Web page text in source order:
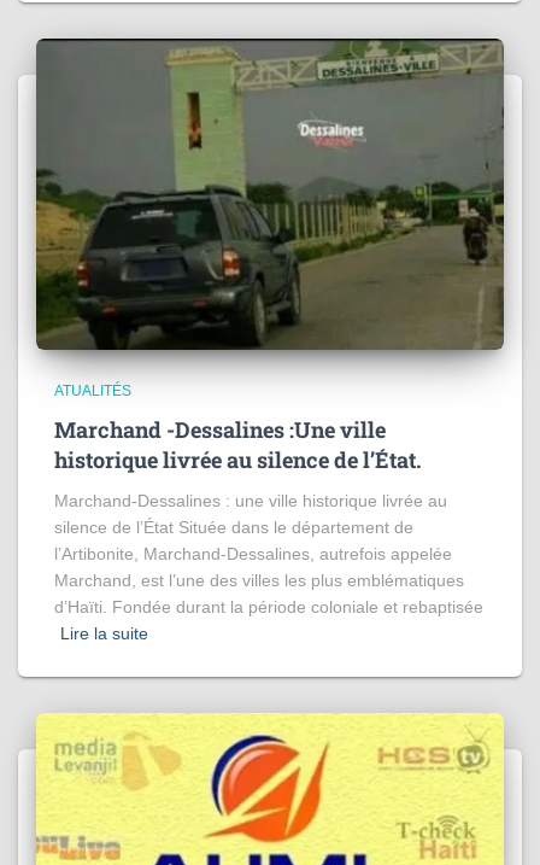
ATUALITÉS
Marchand -Dessalines :Une ville
historique livrée au silence de l’État.
Marchand-Dessalines : une ville historique livrée au
silence de l’État Située dans le département de
l’Artibonite, Marchand-Dessalines, autrefois appelée
Marchand, est l’une des villes les plus emblématiques
d’Haïti. Fondée durant la période coloniale et rebaptisée
Lire la suite